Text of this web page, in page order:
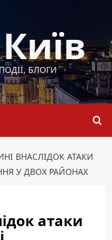
БЛОГИ
ВНАСЛІДОК АТАКИ
У ДВОХ РАЙОНАХ
атаки